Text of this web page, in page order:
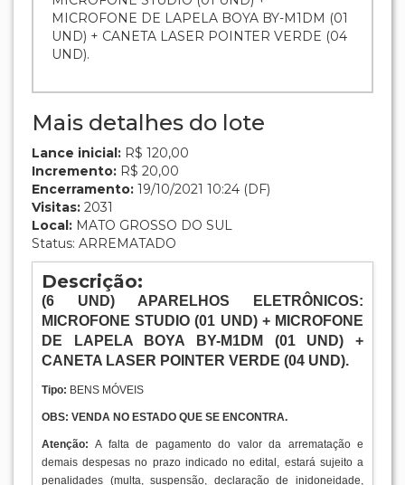
MICROFONE DE LAPELA BOYA BY-M1DM (01
UND) + CANETA LASER POINTER VERDE (04
UND).
Mais detalhes do lote
Lance inicial: R$ 120,00
Incremento: R$ 20,00
Encerramento: 19/10/2021 10:24 (DF)
Visitas: 2031
Local: MATO GROSSO DO SUL
Status: ARREMATADO
Descrição:
(6 UND) APARELHOS ELETRÔNICOS:
MICROFONE STUDIO (01 UND) + MICROFONE
DE LAPELA BOYA BY-M1DM (01 UND) +
CANETA LASER POINTER VERDE (04 UND).
Tipo: BENS MÓVEIS
OBS: VENDA NO ESTADO QUE SE ENCONTRA.
Atenção:A falta de pagamento do valor da arrematação e
demais despesas no prazo indicado no edital, estará sujeito a
penalidades (multa, suspensão, declaração de inidoneidade,